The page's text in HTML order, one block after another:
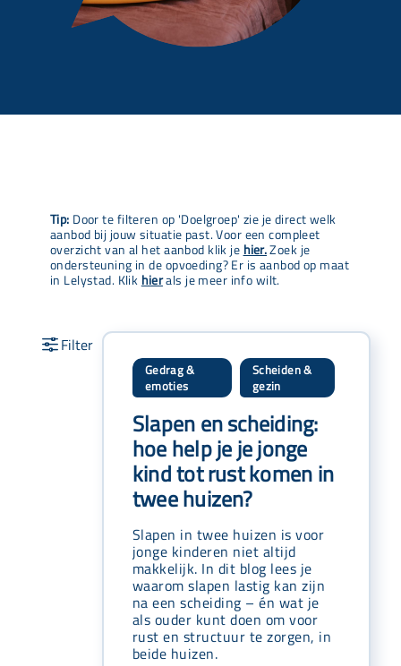
Tip: Door te filteren op 'Doelgroep' zie je direct welk
aanbod bij jouw situatie past. Voor een compleet
overzicht van al het aanbod klik je hier.Zoek je
ondersteuning in de opvoeding? Er is aanbod op maat
in Lelystad. Klik hierals je meer info wilt.
Gedrag &
emoties
Scheiden &
gezin
Slapen en scheiding:
hoe help je je jonge
kind tot rust komen in
twee huizen?
Slapen in twee huizen is voor
jonge kinderen niet altijd
makkelijk. In dit blog lees je
waarom slapen lastig kan zijn
na een scheiding – én wat je
als ouder kunt doen om voor
rust en structuur te zorgen, in
beide huizen.